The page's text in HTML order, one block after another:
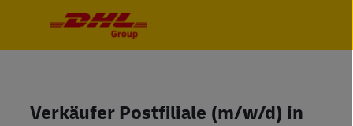
Verkäufer Postfiliale (m/w/d) in